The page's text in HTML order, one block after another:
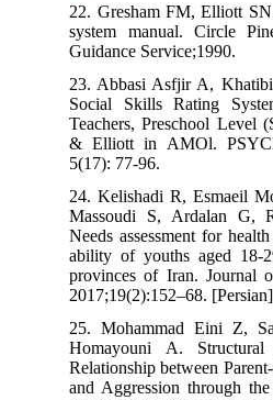
22. Gresham FM, Elliott
system manual. Circle
Guidance Service;1990.
23. Abbasi Asfjir A,
Social Skills Rating
Teachers, Preschool Level
& Elliott in AMOl.
5(17): 77-96.
24. Kelishadi R, Esmaeil
Massoudi S, Ardalan
Needs assessment for
ability of youths aged 18-
provinces of Iran. Journal
2017;19(2):152–68.
25. Mohammad Eini Z,
Homayouni A.
Relationship between
and Aggression through